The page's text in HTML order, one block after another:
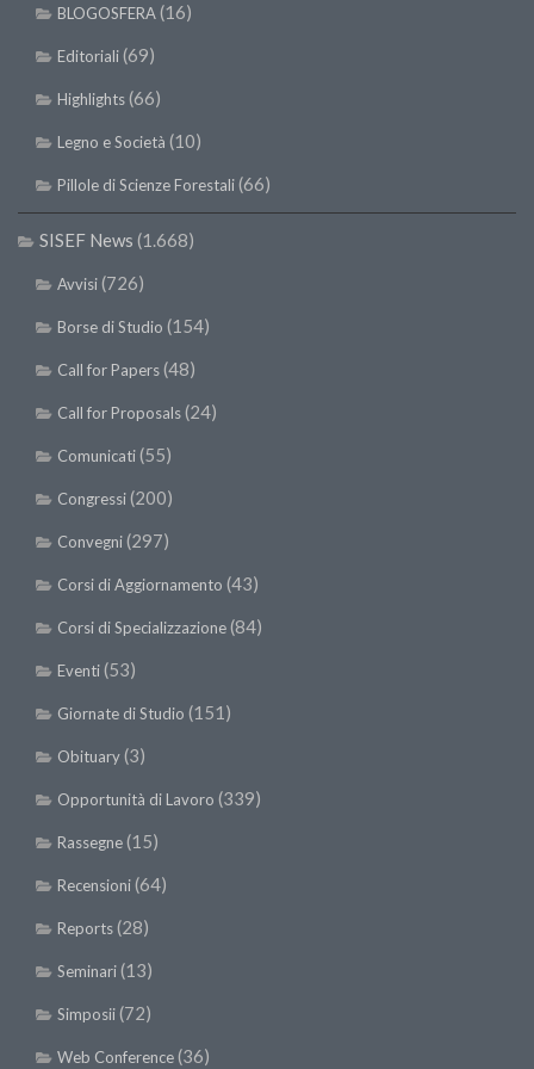
BLOGOSFERA(16)
Editoriali(69)
Highlights(66)
Legno e Società (10)
Pillole di Scienze Forestali(66)
SISEF News (1.668)
Avvisi(726)
Borse di Studio (154)
Call for Papers(48)
Call for Proposals(24)
Comunicati(55)
Congressi(200)
Convegni(297)
Corsi di Aggiornamento (43)
Corsi di Specializzazione(84)
Eventi(53)
Giornate di Studio (151)
Obituary(3)
Opportunità di Lavoro (339)
Rassegne(15)
Recensioni(64)
Reports(28)
Seminari(13)
Simposii(72)
Web Conference(36)